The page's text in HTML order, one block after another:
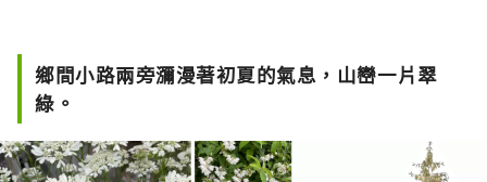
鄉間小路兩旁瀰漫著初夏的氣息，山巒一片翠
綠。